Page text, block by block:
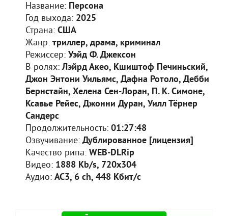
Название: Персона
Год выхода: 2025
Страна: США
Жанр: триллер, драма, криминал
Режиссер: Уэйд Ф. Джексон
В ролях:Лэйрд Акео, Кшиштоф Печиньский,
Джон Энтони Уильямс, Дафна Ротоло, Дебби
Бернстайн, Хелена Сен-Лоран, П. К. Симоне,
Ксавье Рейес, Джонни Дуран, Уилл Тёрнер
Сандерс
Продолжительность: 01:27:48
Озвучивание: Дублированное [лицензия]
Качество рипа: WEB-DLRip
Видео: 1888 Kb/s, 720x304
Аудио: AC3, 6 ch, 448 Кбит/с